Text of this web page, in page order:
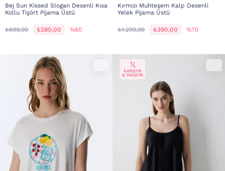
Bej Sun Kissed Slogan Desenli Kısa
Kollu Tişört Pijama Üstü
₺699,99 ₺280,00 %60
Kırmızı Muhteşem Kalp Desenli
Yelek Pijama Üstü
₺1.299,99 ₺390,00 %70